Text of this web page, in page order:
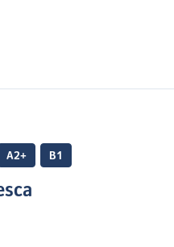
A2+ B1